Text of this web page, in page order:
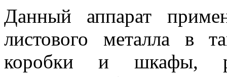
Данный аппарат
листового металла в
коробки и шкафы,